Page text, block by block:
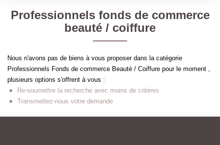
ESTIMER
CONTACT
Sélectionnez...
Type de bien
Surface min
Créer une alerte
Professionnels fonds de commerce
beauté / coiffure
Nous n'avons pas de biens à vous proposer dans la catégorie
Professionnels Fonds de commerce Beauté / Coiffure pour le moment ,
plusieurs options s'offrent à vous :
Re-soumettre la recherche avec moins de critères.
Transmettez-nous votre demande